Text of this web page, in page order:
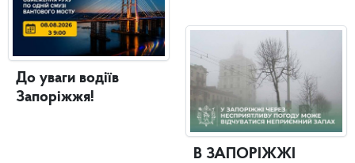
До уваги водіїв
Запоріжжя!
В ЗАПОРІЖЖІ